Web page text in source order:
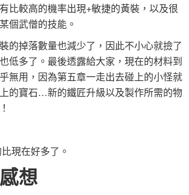
比較高的機率出現+敏捷的黃裝，以及很
個武僧的技能。
的掉落數量也減少了，因此不小心就撿了
低多了。最後透露給大家，現在的材料到
無用，因為第五章一走出去碰上的小怪就
的寶石…新的鐵匠升級以及製作所需的物
現在好多了。
想